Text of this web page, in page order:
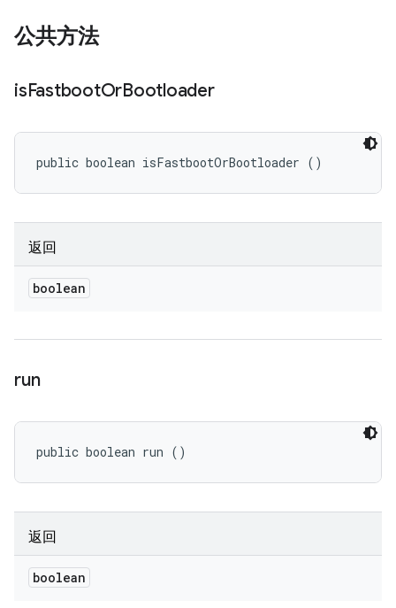
公共方法
isFastbootOrBootloader
public boolean isFastbootOrBootloader ()
返回
boolean
run
public boolean run ()
返回
boolean